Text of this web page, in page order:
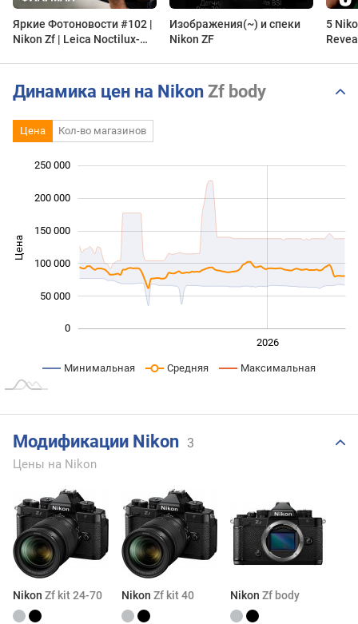
Яркие Фотоновости #102 |
Nikon Zf | Leica Noctilux-M
Изображения(~) и спеки
Nikon ZF
5
Динамика цен на Nikon Zf body
Цена Кол-во магазинов
Цена
0
50 000
100 000
150 000
200 000
250 000
2026
Минимальная Средняя Максимальная
Модификации Nikon 3
Цены на Nikon
Nikon Zf kit 24-70 Nikon Zf kit 40 Nikon Zf body